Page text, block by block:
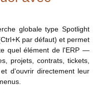
globale type Spotlight
par défaut) et permet
quel élément de l'ERP —
projets, contrats, tickets,
d'ouvrir directement leur